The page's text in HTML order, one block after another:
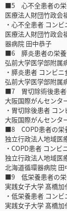
■5 心不全患者の栄
医療法人財団竹政会
・心不全患者 コン
医療法人財団竹政会
器病院 田中恭子
■6 膵炎患者の栄養
弘前大学医学部附属
・膵炎患者 コンビ
弘前大学医学部附
■7 胃切除術後患者
大阪国際がんセンタ
・胃切除後患者 コ
大阪国際がんセンタ
■8 COPD患者の栄
独立行政法人地域医
・COPD患者 コン
独立行政法人地域医
北海道循環器病院 田
■9 低栄養患者の栄
実践女子大学 髙橋加
・低栄養患者 コン
実践女子大学 髙橋